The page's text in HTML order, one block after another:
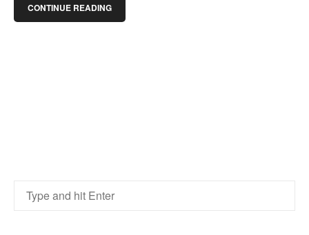
CONTINUE READING